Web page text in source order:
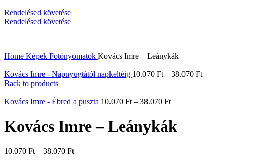
Rendelésed követése
Rendelésed követése
Home Képek Fotónyomatok Kovács Imre – Leánykák
Kovács Imre - Napnyugtától napkeltéig 10.070 Ft – 38.070 Ft
Back to products
Kovács Imre - Ébred a puszta 10.070 Ft – 38.070 Ft
Kovács Imre – Leánykák
10.070 Ft – 38.070 Ft